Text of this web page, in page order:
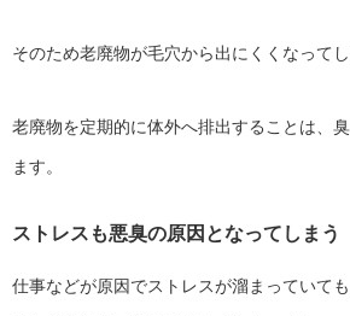
そのため老廃物が毛穴から出にくくなってし
老廃物を定期的に体外へ排出することは、
ます。
ストレスも悪臭の原因となってしまう
仕事などが原因でストレスが溜まっていて